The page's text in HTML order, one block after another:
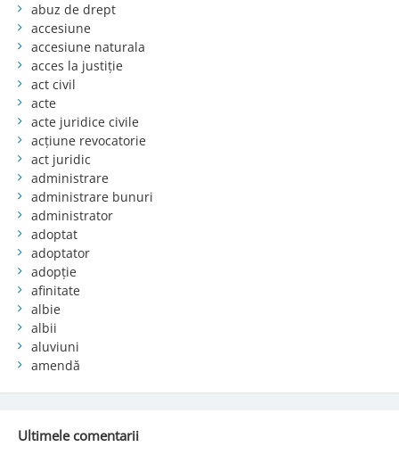
abuz de drept
accesiune
accesiune naturala
acces la justiție
act civil
acte
acte juridice civile
acțiune revocatorie
act juridic
administrare
administrare bunuri
administrator
adoptat
adoptator
adopție
afinitate
albie
albii
aluviuni
amendă
Ultimele comentarii